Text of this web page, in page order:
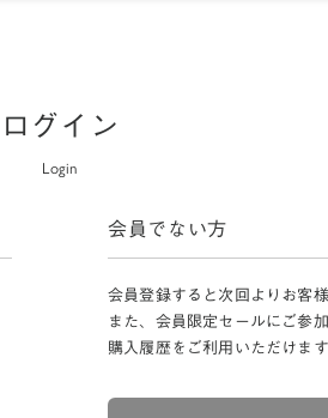
ログイン
Login
会員でない方
会員登録すると次回よりお客
また、会員限定セールにご参
購入履歴をご利用いただけま